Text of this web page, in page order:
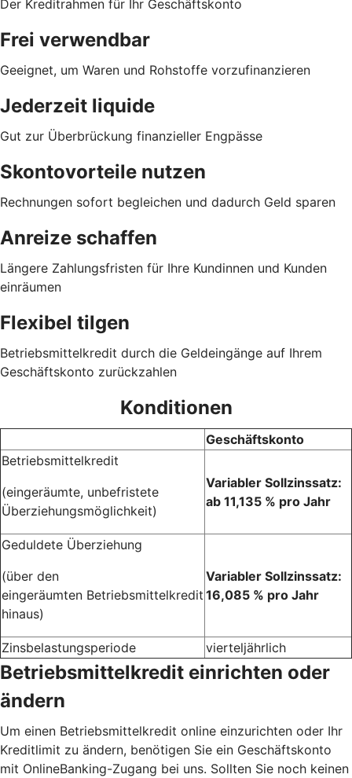
Der Kreditrahmen für Ihr Geschäftskonto
Frei verwendbar
Geeignet, um Waren und Rohstoffe vorzufinanzieren
Jederzeit liquide
Gut zur Überbrückung finanzieller Engpässe
Skontovorteile nutzen
Rechnungen sofort begleichen und dadurch Geld sparen
Anreize schaffen
Längere Zahlungsfristen für Ihre Kundinnen und Kunden
einräumen
Flexibel tilgen
Betriebsmittelkredit durch die Geldeingänge auf Ihrem
Geschäftskonto zurückzahlen
Konditionen
Geschäftskonto
Betriebsmittelkredit
(eingeräumte, unbefristete
Überziehungsmöglichkeit)
Variabler Sollzinssatz:
ab 11,135 % pro Jahr
Geduldete Überziehung
(über den
eingeräumten Betriebsmittelkredit
hinaus)
Variabler Sollzinssatz:
16,085 % pro Jahr
Zinsbelastungsperiode vierteljährlich
Betriebsmittelkredit einrichten oder
ändern
Um einen Betriebsmittelkredit online einzurichten oder Ihr
Kreditlimit zu ändern, benötigen Sie ein Geschäftskonto
mit OnlineBanking-Zugang bei uns. Sollten Sie noch keinen